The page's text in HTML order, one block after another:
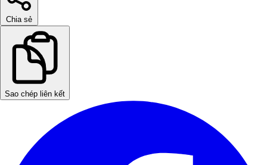
Chia sẻ
Sao chép liên kết